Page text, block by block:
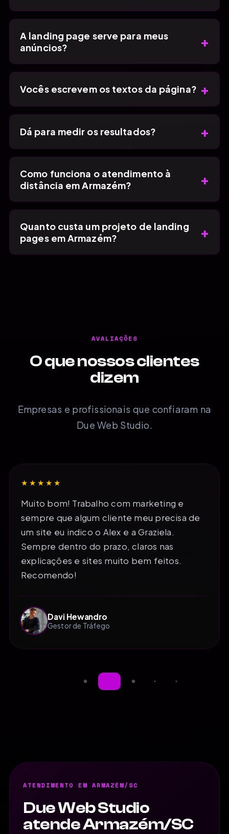
A landing page serve para meus
anúncios?
+
Vocês escrevem os textos da página? +
Dá para medir os resultados? +
Como funciona o atendimento à
distância em Armazém?
+
Quanto custa um projeto de landing
pages em Armazém?
+
AVALIAÇÕES
O que nossos clientes
dizem
Empresas e profissionais que confiaram na
Due Web Studio.
★★★★★
Muito bom! Trabalho com marketing e
sempre que algum cliente meu precisa de
um site eu indico o Alex e a Graziela.
Sempre dentro do prazo, claros nas
explicações e sites muito bem feitos.
Recomendo!
Davi Hewandro
Gestor de Tráfego
ATENDIMENTO EM ARMAZÉM/SC
Due Web Studio
atende Armazém/SC